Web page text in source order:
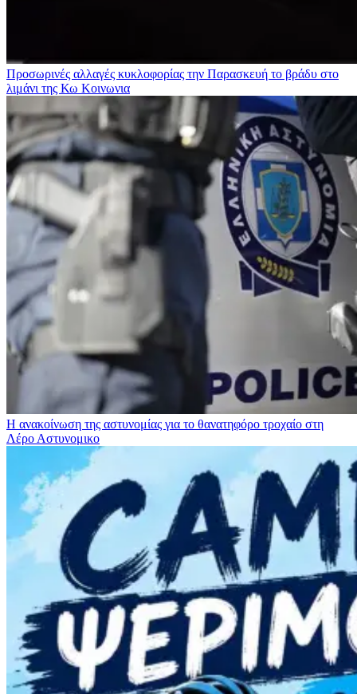
Προσωρινές αλλαγές κυκλοφορίας την Παρασκευή το βράδυ στο
λιμάνι της Κω Κοινωνια
Η ανακοίνωση της αστυνομίας για το θανατηφόρο τροχαίο στη
Λέρο Αστυνομικο